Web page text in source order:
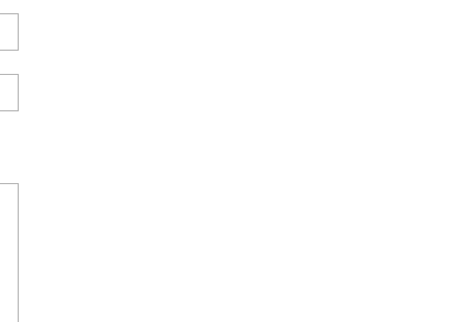
Posta:*